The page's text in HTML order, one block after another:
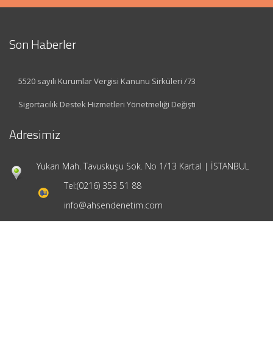
Son Haberler
5520 sayılı Kurumlar Vergisi Kanunu Sirküleri /73
Sigortacılık Destek Hizmetleri Yönetmeliği Değişti
Adresimiz
Yukarı Mah. Tavuskuşu Sok. No 1/13 Kartal | İSTANBUL
Tel:(0216) 353 51 88
info@ahsendenetim.com